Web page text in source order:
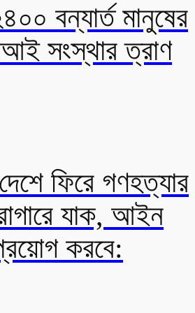
বন্যার্ত মানুষের
সংস্থার ত্রাণ
ফিরে গণহত্যার
যাক, আইন
করবে: